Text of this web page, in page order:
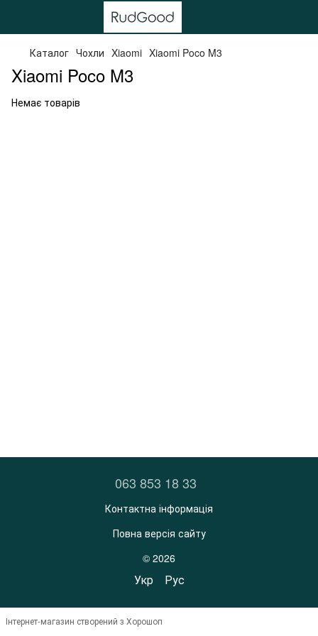
Каталог Чохли Xiaomi Xiaomi Poco M3
Xiaomi Poco M3
Немає товарів
063 853 18 33
Контактна інформація
Повна версія сайту
© 2026
Укр Рус
Інтернет-магазин створений з Хорошоп